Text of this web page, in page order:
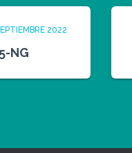
2022
NG